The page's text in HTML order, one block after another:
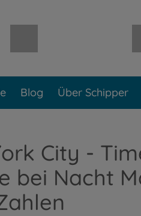
Blog Über Schipper
City -
bei Nacht